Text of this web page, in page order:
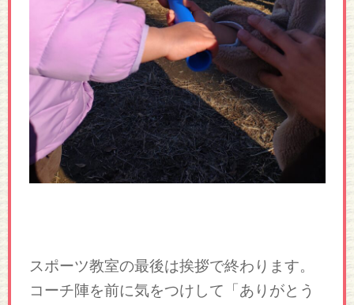
スポーツ教室の最後は挨拶で終わります。
コーチ陣を前に気をつけして「ありがとう